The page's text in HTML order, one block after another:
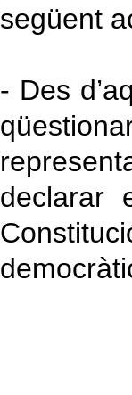
següent
- Des
declarar